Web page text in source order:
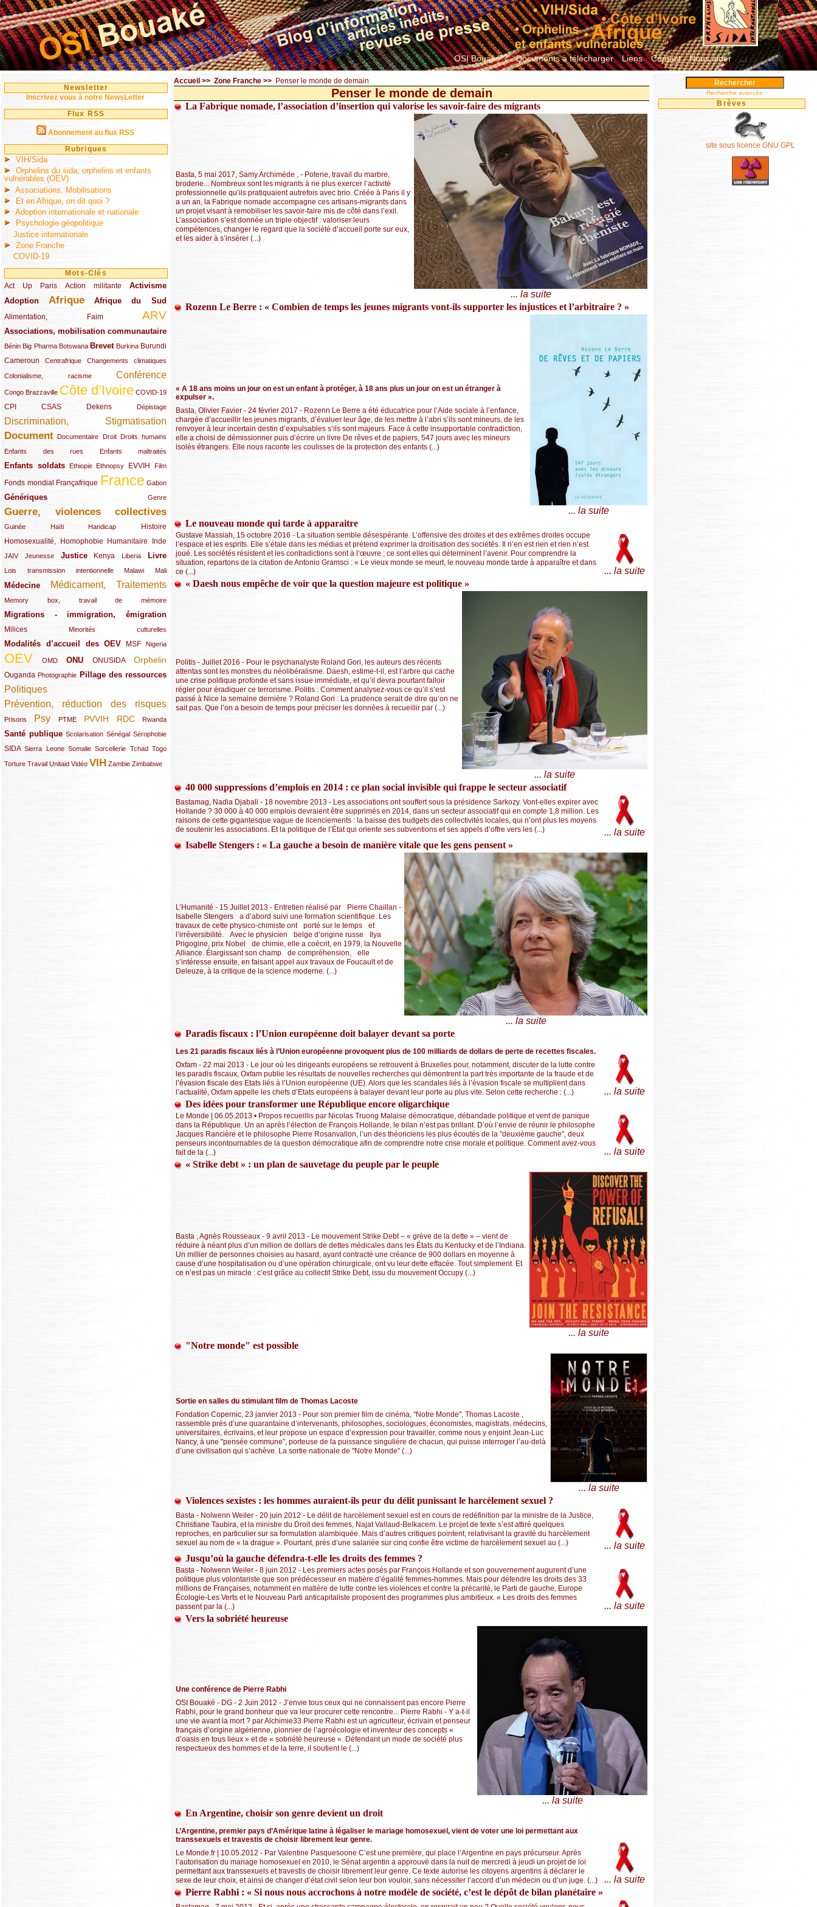
OSI Bouaké ? Documents à télécharger Liens Contact Nous aider ...
Newsletter
Inscrivez vous à notre NewsLetter
Flux RSS
Abonnement au flux RSS
Rubriques
VIH/Sida
Orphelins du sida, orphelins et enfants
vulnérables (OEV)
Associations, Mobilisations
Et en Afrique, on dit quoi ?
Adoption internationale et nationale
Psychologie géopolitique
Justice internationale
Zone Franche
COVID-19
Mots-Clés
Act Up Paris
(49/289) Action militante
(32/289) Activisme
(73/289)
Adoption
(82/289) Afrique
(161/289) Afrique du Sud
(73/289)
Alimentation, Faim
(48/289) ARV
(203/289)
Associations, mobilisation communautaire
(65/289)
Bénin
(13/289)Big Pharma
(16/289) Botswana
(9/289) Brevet
(83/289) Burkina
(18/289) Burundi
(30/289)
Cameroun
(47/289) Centrafrique
(23/289) Changements climatiques
(10/289)
Colonialisme, racisme
(19/289) Conférence
(118/289)
Congo Brazzaville
(24/289) Côte d’Ivoire
(263/289) COVID-19
(13/289)
CPI
(48/289) CSAS
(32/289) Dekens
(29/289) Dépistage
(19/289)
Discrimination, Stigmatisation
(131/289)
Document
(145/289) Documentaire
(9/289) Droit
(20/289) Droits humains
(22/289)
Enfants des rues
(21/289) Enfants maltraités
(10/289)
Enfants soldats
(68/289) Ethiopie
(12/289) Ethnopsy
(15/289) EVVIH
(55/289) Film
(22/289)
Fonds mondial
(48/289) Françafrique
(39/289) France
(289/289) Gabon
(12/289)
Génériques
(59/289) Genre
(22/289)
Guerre, violences collectives
(149/289)
Guinée
(12/289) Haïti
(15/289) Handicap
(10/289) Histoire
(49/289)
Homosexualité, Homophobie
(44/289) Humanitaire
(47/289) Inde
(34/289)
JAIV
(10/289)Jeunesse
(21/289) Justice
(65/289) Kenya
(35/289) Liberia
(25/289) Livre
(62/289)
Lois transmission intentionnelle
(24/289) Malawi
(11/289) Mali
(21/289)
Médecine
(62/289) Médicament, Traitements
(142/289)
Memory box, travail de mémoire
(11/289)
Migrations - immigration, émigration
(67/289)
Milices
(34/289) Minorités culturelles
(15/289)
Modalités d’accueil des OEV
(58/289) MSF
(54/289) Nigeria
(27/289)
OEV
(269/289) OMD
(26/289) ONU
(58/289) ONUSIDA
(44/289) Orphelin
(112/289)
Ouganda
(29/289) Photographie
(27/289) Pillage des ressources
(77/289)
Politiques
(120/289)
Prévention, réduction des risques
(131/289)
Prisons
(22/289) Psy
(119/289) PTME
(12/289) PVVIH
(111/289) RDC
(104/289) Rwanda
(23/289)
Santé publique
(59/289) Scolarisation
(9/289) Sénégal
(13/289) Sérophobie
(19/289)
SIDA
(29/289)Sierra Leone
(13/289) Somalie
(12/289) Sorcellerie
(19/289) Tchad
(10/289) Togo
(15/289)
Torture
(17/289)Travail
(21/289) Unitaid
(26/289) Vidéo
(23/289) VIH
(154/289) Zambie
(12/289) Zimbabwe
(21/289)
Accueil >> Zone Franche >> Penser le monde de demain
Penser le monde de demain
La Fabrique nomade, l’association d’insertion qui valorise les savoir-faire des migrants
Basta, 5 mai 2017, Samy Archimède , - Poterie, travail du marbre,
broderie... Nombreux sont les migrants à ne plus exercer l’activité
professionnelle qu’ils pratiquaient autrefois avec brio. Créée à Paris il y
a un an, la Fabrique nomade accompagne ces artisans-migrants dans
un projet visant à remobiliser les savoir-faire mis de côté dans l’exil.
L’association s’est donnée un triple objectif : valoriser leurs
compétences, changer le regard que la société d’accueil porte sur eux,
et les aider à s’insérer (...)
... la suite
Rozenn Le Berre : « Combien de temps les jeunes migrants vont-ils supporter les injustices et l’arbitraire ? »
« A 18 ans moins un jour on est un enfant à protéger, à 18 ans plus un jour on est un étranger à
expulser ».
Basta, Olivier Favier - 24 février 2017 - Rozenn Le Berre a été éducatrice pour l’Aide sociale à l’enfance,
chargée d’accueillir les jeunes migrants, d’évaluer leur âge, de les mettre à l’abri s’ils sont mineurs, de les
renvoyer à leur incertain destin d’expulsables s’ils sont majeurs. Face à cette insupportable contradiction,
elle a choisi de démissionner puis d’écrire un livre De rêves et de papiers, 547 jours avec les mineurs
isolés étrangers. Elle nous raconte les coulisses de la protection des enfants (...)
... la suite
Le nouveau monde qui tarde à apparaitre
Gustave Massiah, 15 octobre 2016 - La situation semble désespérante. L’offensive des droites et des extrêmes droites occupe
l’espace et les esprits. Elle s’étale dans les médias et prétend exprimer la droitisation des sociétés. Il n’en est rien et rien n’est
joué. Les sociétés résistent et les contradictions sont à l’œuvre ; ce sont elles qui déterminent l’avenir. Pour comprendre la
situation, repartons de la citation de Antonio Gramsci : « Le vieux monde se meurt, le nouveau monde tarde à apparaître et dans
ce (...)
... la suite
« Daesh nous empêche de voir que la question majeure est politique »
Politis - Juillet 2016 - Pour le psychanalyste Roland Gori, les auteurs des récents
attentas sont les monstres du néolibéralisme. Daesh, estime-t-il, est l’arbre qui cache
une crise politique profonde et sans issue immédiate, et qu’il devra pourtant falloir
régler pour éradiquer ce terrorisme. Politis : Comment analysez-vous ce qu’il s’est
passé à Nice la semaine dernière ? Roland Gori : La prudence serait de dire qu’on ne
sait pas. Que l’on a besoin de temps pour préciser les données à recueillir par (...)
... la suite
40 000 suppressions d’emplois en 2014 : ce plan social invisible qui frappe le secteur associatif
Bastamag, Nadia Djabali - 18 novembre 2013 - Les associations ont souffert sous la présidence Sarkozy. Vont-elles expirer avec
Hollande ? 30 000 à 40 000 emplois devraient être supprimés en 2014, dans un secteur associatif qui en compte 1,8 million. Les
raisons de cette gigantesque vague de licenciements : la baisse des budgets des collectivités locales, qui n’ont plus les moyens
de soutenir les associations. Et la politique de l’État qui oriente ses subventions et ses appels d’offre vers les (...)
... la suite
Isabelle Stengers : « La gauche a besoin de manière vitale que les gens pensent »
L’Humanité - 15 Juillet 2013 - Entretien réalisé par Pierre Chaillan -
Isabelle Stengers a d’abord suivi une formation scientifique. Les
travaux de cette physico-chimiste ont porté sur le temps et
l’irréversibilité. Avec le physicien belge d’origine russe Ilya
Prigogine, prix Nobel de chimie, elle a coécrit, en 1979, la Nouvelle
Alliance. Élargissant son champ de compréhension, elle
s’intéresse ensuite, en faisant appel aux travaux de Foucault et de
Deleuze, à la critique de la science moderne. (...)
... la suite
Paradis fiscaux : l’Union européenne doit balayer devant sa porte
Les 21 paradis fiscaux liés à l’Union européenne provoquent plus de 100 milliards de dollars de perte de recettes fiscales.
Oxfam - 22 mai 2013 - Le jour où les dirigeants européens se retrouvent à Bruxelles pour, notamment, discuter de la lutte contre
les paradis fiscaux, Oxfam publie les résultats de nouvelles recherches qui démontrent la part très importante de la fraude et de
l’évasion fiscale des Etats liés à l’Union européenne (UE). Alors que les scandales liés à l’évasion fiscale se multiplient dans
l’actualité, Oxfam appelle les chefs d’Etats européens à balayer devant leur porte au plus vite. Selon cette recherche : (...)
... la suite
Des idées pour transformer une République encore oligarchique
Le Monde | 06.05.2013 • Propos recueillis par Nicolas Truong Malaise démocratique, débandade politique et vent de panique
dans la République. Un an après l’élection de François Hollande, le bilan n’est pas brillant. D’où l’envie de réunir le philosophe
Jacques Rancière et le philosophe Pierre Rosanvallon, l’un des théoriciens les plus écoutés de la "deuxième gauche", deux
penseurs incontournables de la question démocratique afin de comprendre notre crise morale et politique. Comment avez-vous
fait de la (...)
... la suite
« Strike debt » : un plan de sauvetage du peuple par le peuple
Basta , Agnès Rousseaux - 9 avril 2013 - Le mouvement Strike Debt – « grève de la dette » – vient de
réduire à néant plus d’un million de dollars de dettes médicales dans les États du Kentucky et de l’Indiana.
Un millier de personnes choisies au hasard, ayant contracté une créance de 900 dollars en moyenne à
cause d’une hospitalisation ou d’une opération chirurgicale, ont vu leur dette effacée. Tout simplement. Et
ce n’est pas un miracle : c’est grâce au collectif Strike Debt, issu du mouvement Occupy (...)
... la suite
"Notre monde" est possible
Sortie en salles du stimulant film de Thomas Lacoste
Fondation Copernic, 23 janvier 2013 - Pour son premier film de cinéma, "Notre Monde", Thomas Lacoste ,
rassemble près d’une quarantaine d’intervenants, philosophes, sociologues, économistes, magistrats, médecins,
universitaires, écrivains, et leur propose un espace d’expression pour travailler, comme nous y enjoint Jean-Luc
Nancy, à une "pensée commune”, porteuse de la puissance singulière de chacun, qui puisse interroger l’au-delà
d’une civilisation qui s’achève. La sortie nationale de "Notre Monde" (...)
... la suite
Violences sexistes : les hommes auraient-ils peur du délit punissant le harcèlement sexuel ?
Basta - Nolwenn Weiler - 20 juin 2012 - Le délit de harcèlement sexuel est en cours de redéfinition par la ministre de la Justice,
Christiane Taubira, et la ministre du Droit des femmes, Najat Vallaud-Belkacem. Le projet de texte s’est attiré quelques
reproches, en particulier sur sa formulation alambiquée. Mais d’autres critiques pointent, relativisant la gravité du harcèlement
sexuel au nom de « la drague ». Pourtant, près d’une salariée sur cinq confie être victime de harcèlement sexuel au (...)
... la suite
Jusqu’où la gauche défendra-t-elle les droits des femmes ?
Basta - Nolwenn Weiler - 8 juin 2012 - Les premiers actes posés par François Hollande et son gouvernement augurent d’une
politique plus volontariste que son prédécesseur en matière d’égalité femmes-hommes. Mais pour défendre les droits des 33
millions de Françaises, notamment en matière de lutte contre les violences et contre la précarité, le Parti de gauche, Europe
Écologie-Les Verts et le Nouveau Parti anticapitaliste proposent des programmes plus ambitieux. « Les droits des femmes
passent par la (...)
... la suite
Vers la sobriété heureuse
Une conférence de Pierre Rabhi
OSI Bouaké - DG - 2 Juin 2012 - J’envie tous ceux qui ne connaissent pas encore Pierre
Rabhi, pour le grand bonheur que va leur procurer cette rencontre... Pierre Rabhi - Y a-t-il
une vie avant la mort ? par Alchimie33 Pierre Rabhi est un agriculteur, écrivain et penseur
français d’origine algérienne, pionnier de l’agroécologie et inventeur des concepts «
d’oasis en tous lieux » et de « sobriété heureuse ». Défendant un mode de société plus
respectueux des hommes et de la terre, il soutient le (...)
... la suite
En Argentine, choisir son genre devient un droit
L’Argentine, premier pays d’Amérique latine à légaliser le mariage homosexuel, vient de voter une loi permettant aux
transsexuels et travestis de choisir librement leur genre.
Le Monde.fr | 10.05.2012 - Par Valentine Pasquesoone C’est une première, qui place l’Argentine en pays précurseur. Après
l’autorisation du mariage homosexuel en 2010, le Sénat argentin a approuvé dans la nuit de mercredi à jeudi un projet de loi
permettant aux transsexuels et travestis de choisir librement leur genre. Ce texte autorise les citoyens argentins à déclarer le
sexe de leur choix, et ainsi de changer d’état civil selon leur bon vouloir, sans nécessiter l’accord d’un médecin ou d’un juge. (...)
... la suite
Pierre Rabhi : « Si nous nous accrochons à notre modèle de société, c’est le dépôt de bilan planétaire »
Recherche avancée
Brèves
site sous licence GNU GPL